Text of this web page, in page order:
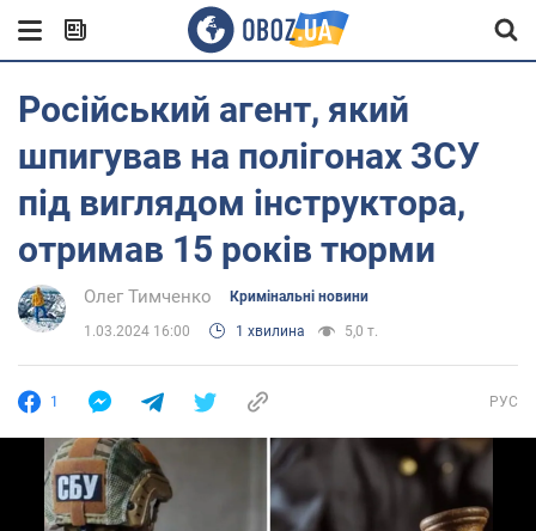
Російський агент, який
шпигував на полігонах ЗСУ
під виглядом інструктора,
отримав 15 років тюрми
Олег Тимченко Кримінальні новини
1.03.2024 16:00 1 хвилина 5,0 т.
1 РУС